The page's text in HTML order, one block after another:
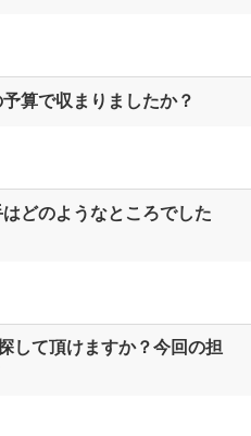
算で収まりましたか？
どのようなところでした
して頂けますか？今回の担